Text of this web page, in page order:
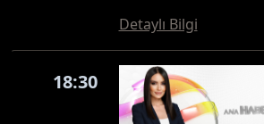
Detaylı Bilgi
18:30